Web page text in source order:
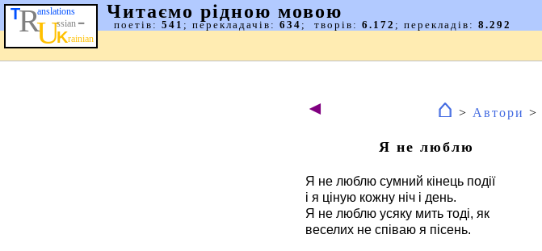
◄ ⌂ > Автори >
Я не люблю
Я не люблю сумний кінець події
і я ціную кожну ніч і день.
Я не люблю усяку мить тоді, як
веселих не співаю я пісень.